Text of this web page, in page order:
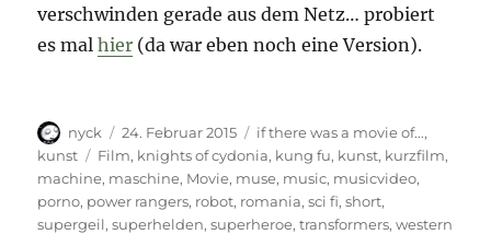
verschwinden gerade aus dem Netz… probiert
es malhier (da war eben noch eine Version).
Autor
nyck
Veröffentlicht
am
24. Februar 2015 Kategorien
if there was a movie of...,
kunst
Schlagwörter
Film, knights of cydonia, kung fu, kunst, kurzfilm,
machine, maschine, Movie, muse, music, musicvideo,
porno, power rangers, robot, romania,sci fi,short,
supergeil,superhelden,superheroe,transformers,western